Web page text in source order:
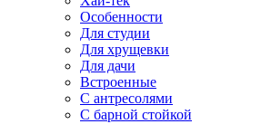
Особенности
Для студии
Для хрущевки
Для дачи
Встроенные
С антресолями
С барной стойкой